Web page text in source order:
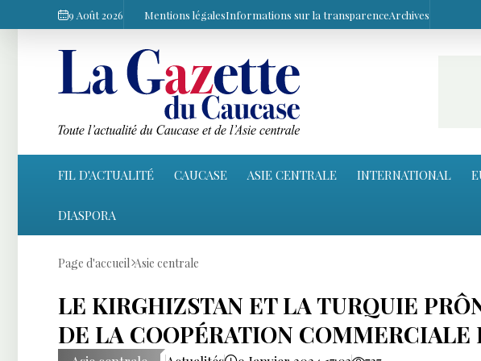
9 Août 2026 Mentions légalesInformations sur la transparenceArchives
FIL D'ACTUALITÉ CAUCASE ASIE CENTRALE INTERNATIONAL
DIASPORA
Page d'accueil Asie centrale
LE KIRGHIZSTAN ET LA TURQUIE
DE LA COOPÉRATION COMMERCIALE